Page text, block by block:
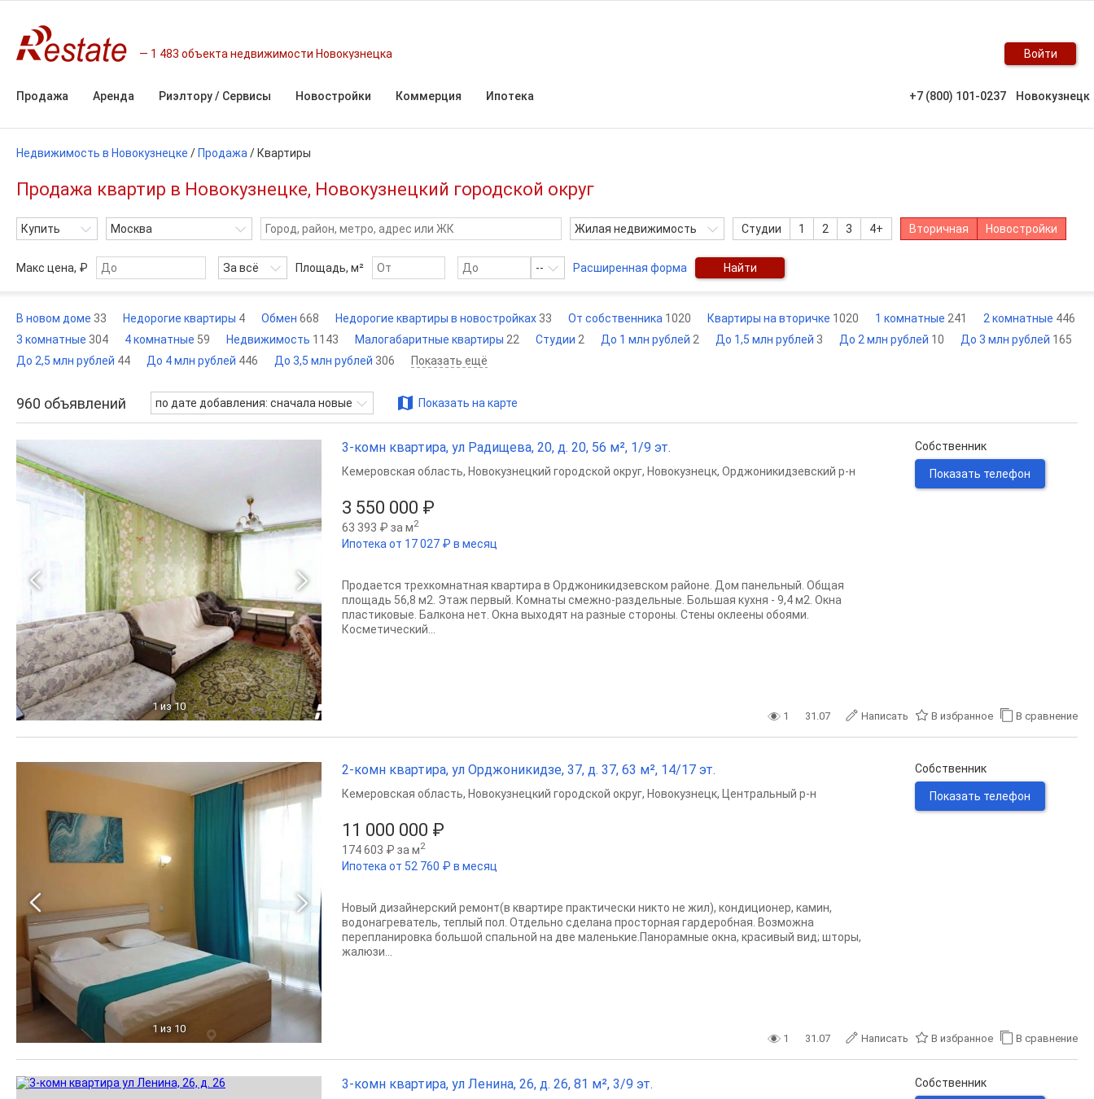
1 483 объекта недвижимости Новокузнецка Войти
Продажа Аренда Риэлтору / Сервисы Новостройки Коммерция Ипотека +7 (800) 101-0237 Новокузнецк
Недвижимость в Новокузнецке / Продажа / Квартиры
Продажа квартир в Новокузнецке, Новокузнецкий городской округ
Купить Москва Жилая недвижимость Студии 1 2 3 4+ Вторичная Новостройки
Макс цена, ₽ За всё Площадь, м² -- Расширенная форма Найти
В новом доме 33 Недорогие квартиры 4 Обмен 668 Недорогие квартиры в новостройках 33 От собственника 1020 Квартиры на вторичке 1020 1 комнатные 241 2 комнатные 446
3 комнатные 304 4 комнатные 59 Недвижимость 1143 Малогабаритные квартиры 22 Студии 2 До 1 млн рублей 2 До 1,5 млн рублей 3 До 2 млн рублей 10 До 3 млн рублей 165
До 2,5 млн рублей 44 До 4 млн рублей 446 До 3,5 млн рублей 306 Показать ещё
960 объявлений по дате добавления: сначала новые Показать на карте
1 из 10
3-комн квартира, ул Радищева, 20, д. 20, 56 м², 1/9 эт.
3 550 000 ₽
63 393 ₽ за м2
Ипотека от 17 027 ₽ в месяц
Кемеровская область, Новокузнецкий городской округ, Новокузнецк, Орджоникидзевский р-н
Продается трехкомнатная квартира в Орджоникидзевском районе. Дом панельный. Общая
площадь 56,8 м2. Этаж первый. Комнаты смежно-раздельные. Большая кухня - 9,4 м2. Окна
пластиковые. Балкона нет. Окна выходят на разные стороны. Стены оклеены обоями.
Косметический...
Собственник
Показать телефон
1 31.07 Написать В избранное В сравнение
1 из 10
2-комн квартира, ул Орджоникидзе, 37, д. 37, 63 м², 14/17 эт.
11 000 000 ₽
174 603 ₽ за м2
Ипотека от 52 760 ₽ в месяц
Кемеровская область, Новокузнецкий городской округ, Новокузнецк, Центральный р-н
Новый дизайнерский ремонт(в квартире практически никто не жил), кондиционер, камин,
водонагреватель, теплый пол. Отдельно сделана просторная гардеробная. Возможна
перепланировка большой спальной на две маленькие.Панорамные окна, красивый вид; шторы,
жалюзи...
Собственник
Показать телефон
1 31.07 Написать В избранное В сравнение
3-комн квартира, ул Ленина, 26, д. 26, 81 м², 3/9 эт. Собственник